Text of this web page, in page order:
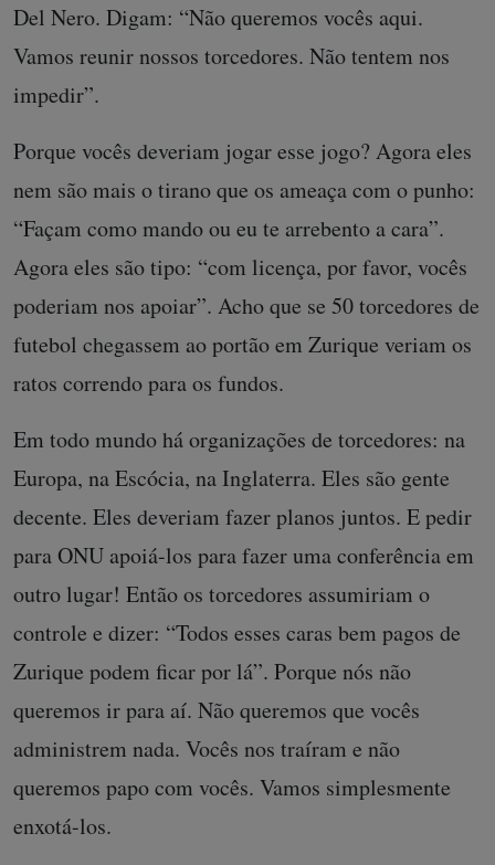
Del Nero. Digam: “Não queremos vocês aqui.
Vamos reunir nossos torcedores. Não tentem nos
impedir”.
Porque vocês deveriam jogar esse jogo? Agora eles
nem são mais o tirano que os ameaça com o punho:
“Façam como mando ou eu te arrebento a cara”.
Agora eles são tipo: “com licença, por favor, vocês
poderiam nos apoiar”. Acho que se 50 torcedores de
futebol chegassem ao portão em Zurique veriam os
ratos correndo para os fundos.
Em todo mundo há organizações de torcedores: na
Europa, na Escócia, na Inglaterra. Eles são gente
decente. Eles deveriam fazer planos juntos. E pedir
para ONU apoiá-los para fazer uma conferência em
outro lugar! Então os torcedores assumiriam o
controle e dizer: “Todos esses caras bem pagos de
Zurique podem ficar por lá”. Porque nós não
queremos ir para aí. Não queremos que vocês
administrem nada. Vocês nos traíram e não
queremos papo com vocês. Vamos simplesmente
enxotá-los.